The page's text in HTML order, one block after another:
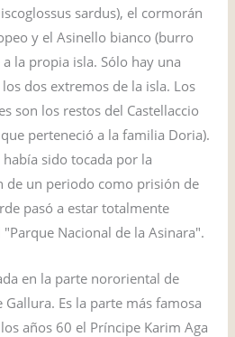
sardus), el cormorán
y el Asinello bianco (burro
la propia isla. Sólo hay una
dos extremos de la isla. Los
son los restos del Castellaccio
perteneció a la familia Doria).
sido tocada por la
de un periodo como prisión de
pasó a estar totalmente
Nacional de la Asinara".
en la parte nororiental de
Gallura. Es la parte más famosa
años 60 el Príncipe Karim Aga